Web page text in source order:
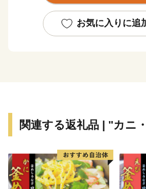
現在、愛媛にある酒蔵は35。人口に
りません。
今回は選りすぐりの地酒のサブスク
をご案内します。
お気に入りに追
関連する返礼品 | "カニ